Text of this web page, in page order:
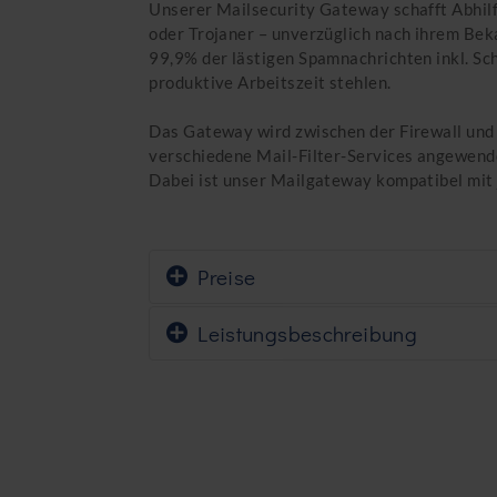
Unserer Mailsecurity Gateway schafft
oder Trojaner – unverzüglich nach ihrem
99,9% der lästigen Spamnachrichten inkl.
produktive Arbeitszeit stehlen.
Das Gateway wird zwischen der Firewall
verschiedene Mail-Filter-Services
Dabei ist unser Mailgateway kompatibel mit
Preise
Siehe Leistungsverzeichnis (Mailsecurity)
Leistungsbeschreibung